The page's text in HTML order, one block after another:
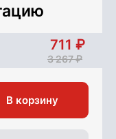
711
3 267
В корзину